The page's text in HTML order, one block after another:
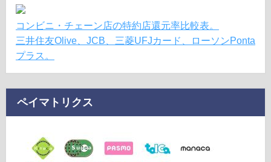
コンビニ・チェーン店の特約店還元率比較表。
三井住友Olive、JCB、三菱UFJカード、ローソンPonta
プラス。
ペイマトリクス